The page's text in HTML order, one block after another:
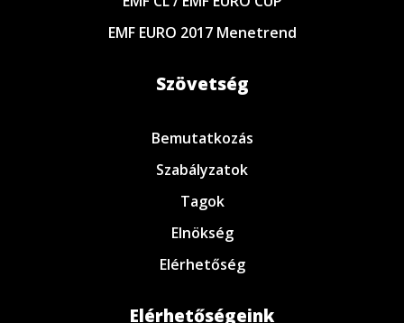
EMF EURO 2017 Menetrend
Szövetség
Bemutatkozás
Szabályzatok
Tagok
Elnökség
Elérhetőség
Elérhetőségeink